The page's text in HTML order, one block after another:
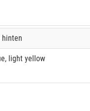
hinten
light yellow